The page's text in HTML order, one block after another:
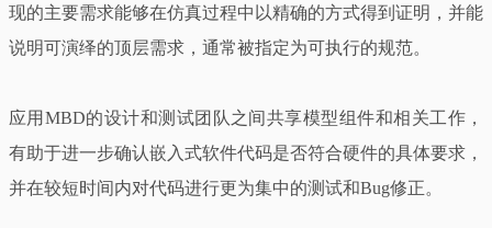
现的主要需求能够在仿真过程中以精确的方式得到证明，并能
说明可演绎的顶层需求，通常被指定为可执行的规范。
应用MBD的设计和测试团队之间共享模型组件和相关工作，
有助于进一步确认嵌入式软件代码是否符合硬件的具体要求，
并在较短时间内对代码进行更为集中的测试和Bug修正。